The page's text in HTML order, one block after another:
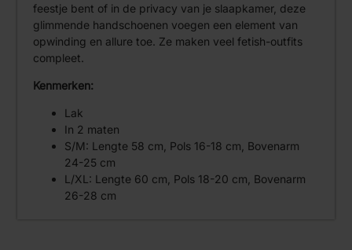
feestje bent of in de privacy van je slaapkamer, deze
glimmende handschoenen voegen een element van
opwinding en allure toe. Ze maken veel fetish-outfits
compleet.
Kenmerken:
Lak
In 2 maten
S/M: Lengte 58 cm, Pols 16-18 cm, Bovenarm
24-25 cm
L/XL: Lengte 60 cm, Pols 18-20 cm, Bovenarm
26-28 cm